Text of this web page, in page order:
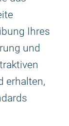
Ihres
und
erhalten,